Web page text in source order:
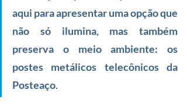
aqui para apresentar uma opção que
não só ilumina, mas também
preserva o meio ambiente: os
postes metálicos telecônicos da
Posteaço.